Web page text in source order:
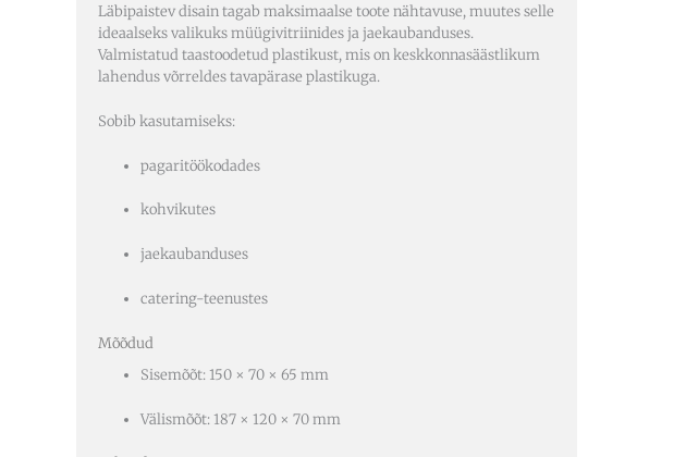
Läbipaistev disain tagab maksimaalse toote nähtavuse, muutes selle
ideaalseks valikuks müügivitriinides ja jaekaubanduses.
Valmistatud taastoodetud plastikust, mis on keskkonnasäästlikum
lahendus võrreldes tavapärase plastikuga.
Sobib kasutamiseks:
pagaritöökodades
kohvikutes
jaekaubanduses
catering-teenustes
Mõõdud
Sisemõõt: 150 × 70 × 65 mm
Välismõõt: 187 × 120 × 70 mm